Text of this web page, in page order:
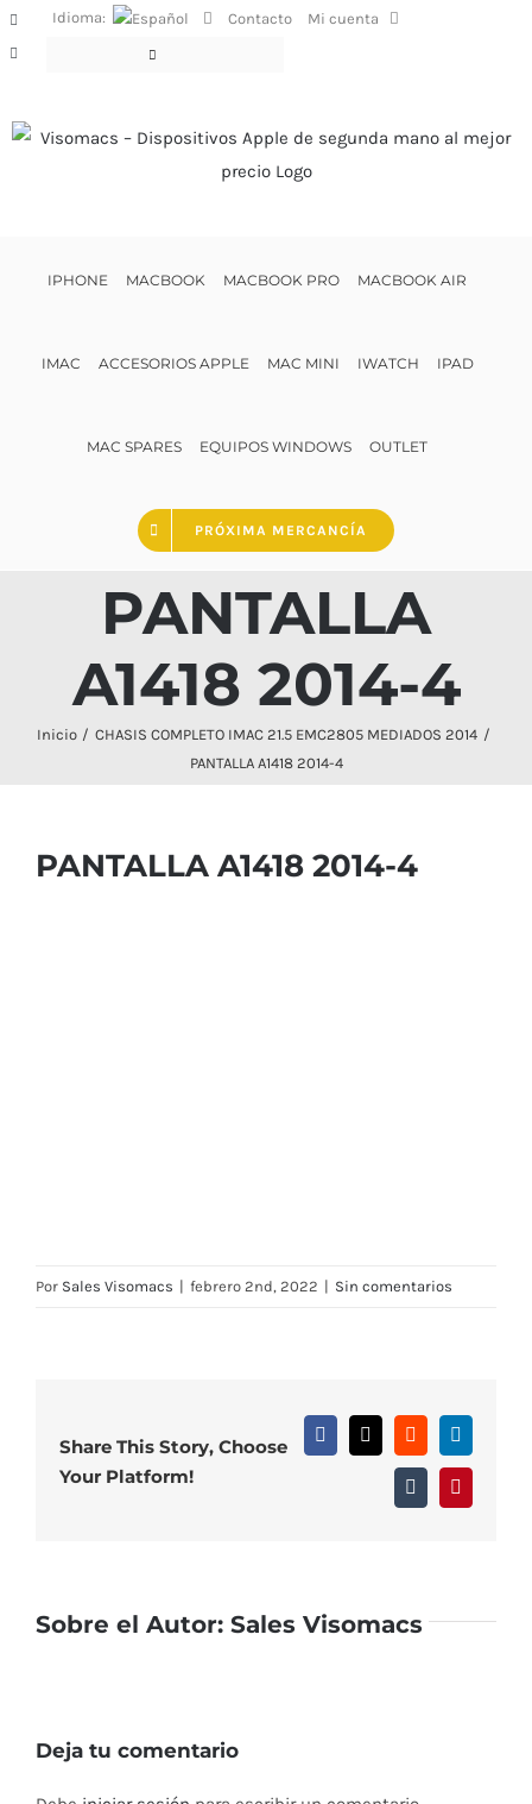
Saltar
al
FacebookIdioma: Contacto Mi cuenta
IPHONE MACBOOK MACBOOK PRO MACBOOK AIR
IMAC ACCESORIOS APPLE MAC MINI IWATCH IPAD
MAC SPARES EQUIPOS WINDOWS OUTLET
PRÓXIMA MERCANCÍA
PANTALLA
A1418 2014-4
Inicio
CHASIS COMPLETO IMAC 21.5 EMC2805 MEDIADOS 2014
PANTALLA A1418 2014-4
PANTALLA A1418 2014-4
Por Sales Visomacs | febrero 2nd, 2022 | Sin comentarios
Share This Story, Choose
Your Platform!
Facebook
X RedditLinkedIn
TumblrPinterest
Sobre el Autor: Sales Visomacs
Deja tu comentario